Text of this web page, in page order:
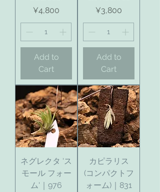
Price
¥4,800
Add to
Cart
Price
¥3,800
Add to
Cart
ネグレクタ 'ス
モール フォー
ム'｜976
カピラリス
(コンパクトフ
ォーム)｜831